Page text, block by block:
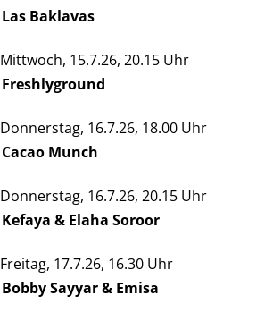
Las Baklavas
Mittwoch, 15.7.26, 20.15 Uhr
Freshlyground
Donnerstag, 16.7.26, 18.00 Uhr
Cacao Munch
Donnerstag, 16.7.26, 20.15 Uhr
Kefaya & Elaha Soroor
Freitag, 17.7.26, 16.30 Uhr
Bobby Sayyar & Emisa